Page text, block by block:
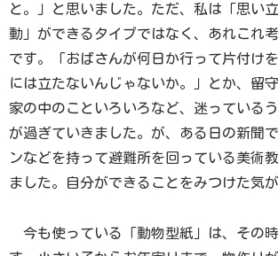
と。」と思いました。ただ、私は「思い
動」ができるタイプではなく、あれこれ
です。「おばさんが何日か行って片付け
には立たないんじゃないか。」とか、留
家の中のこといろいろなど、迷っている
が過ぎていきました。が、ある日の新聞
ンなどを持って避難所を回っている美術
ました。自分ができることをみつけた気が
今も使っている「動物型紙」は、その